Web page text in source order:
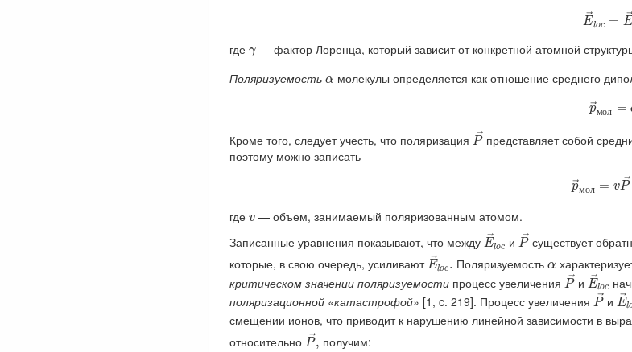
→
Eloc = →
E
E→ =
где γ
γ — фактор Лоренца, который зависит от конкретной атомной
Поляризуемость α
α молекулы определяется как отношение среднего
→
pмол =
p→
Кроме того, следует учесть, что поляризация →
P
P→представляет собой
поэтому можно записать
→
pмол = v →
P
p =v
где v
v — объем, занимаемый поляризованным атомом.
Записанные уравнения показывают, что между →
Eloc
E→ c
и →
P
P→существует
которые, в свою очередь, усиливают →
Eloc.
E→ .
Поляризуемостьα
α
критическом значении поляризуемости процесс увеличения →
P
P→
и →
Eloc
E→loc
поляризационной «катастрофой» [1, c. 219]. Процесс увеличения →
P
P→
и →
El
E
смещении ионов, что приводит к нарушению линейной зависимости в
относительно →
P,
P→получим: